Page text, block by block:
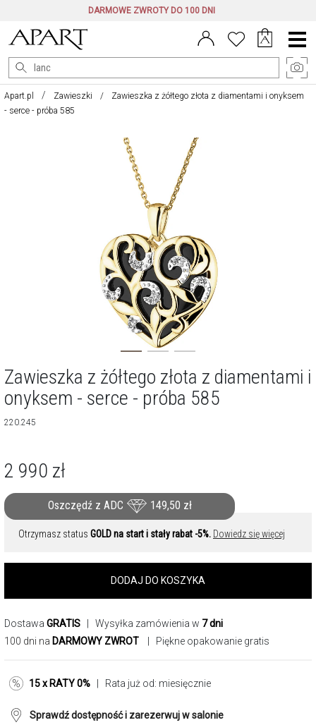
DARMOWE ZWROTY DO 100 DNI
Menu
główne
Apart.pl Zawieszki
Zawieszka z żółtego złota z diamentami i onyksem
- serce - próba 585
Zawieszka z żółtego złota z diamentami i
onyksem - serce - próba 585
220.245
2 990 zł
Oszczędź z ADC 149,50 zł
Otrzymasz status GOLD na start i stały rabat -5%. Dowiedz się więcej
DODAJ DO KOSZYKA
Dostawa GRATIS | Wysyłka zamówienia w 7 dni
100 dni na DARMOWY ZWROT | Piękne opakowanie gratis
15 x RATY 0% | Rata już od: miesięcznie
Sprawdź dostępność i zarezerwuj w salonie